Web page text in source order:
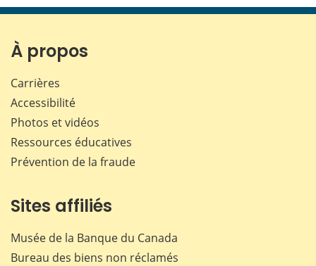
page page page page
À propos
Carrières
Accessibilité
Photos et vidéos
Ressources éducatives
Prévention de la fraude
Sites affiliés
Musée de la Banque du Canada
Bureau des biens non réclamés